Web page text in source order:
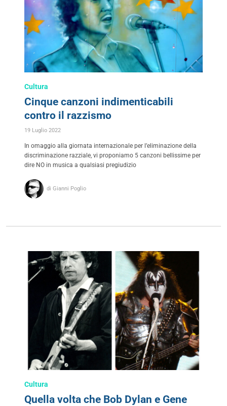
Cultura
Cinque canzoni indimenticabili
contro il razzismo
19 Luglio 2022
In omaggio alla giornata internazionale per l’eliminazione della
discriminazione razziale, vi proponiamo 5 canzoni bellissime per
dire NO in musica a qualsiasi pregiudizio
di Gianni Poglio
Cultura
Quella volta che Bob Dylan e Gene